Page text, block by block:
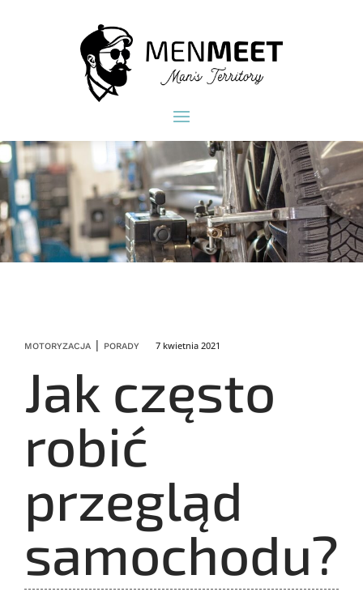
MOTORYZACJA | PORADY 7 kwietnia 2021
Jak często
robić
przegląd
samochodu?